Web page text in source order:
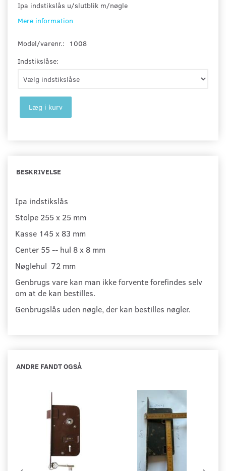
Ipa indstikslås u/slutblik m/nøgle
Mere information
Model/varenr.:
1008
Indstikslåse:
Læg i kurv
BESKRIVELSE
Ipa indstikslås
Stolpe 255 x 25 mm
Kasse 145 x 83 mm
Center 55 -- hul 8 x 8 mm
Nøglehul 72 mm
Genbrugs vare kan man ikke forvente forefindes selv
om at de kan bestilles.
Genbrugslås uden nøgle, der kan bestilles nøgler.
ANDRE FANDT OGSÅ